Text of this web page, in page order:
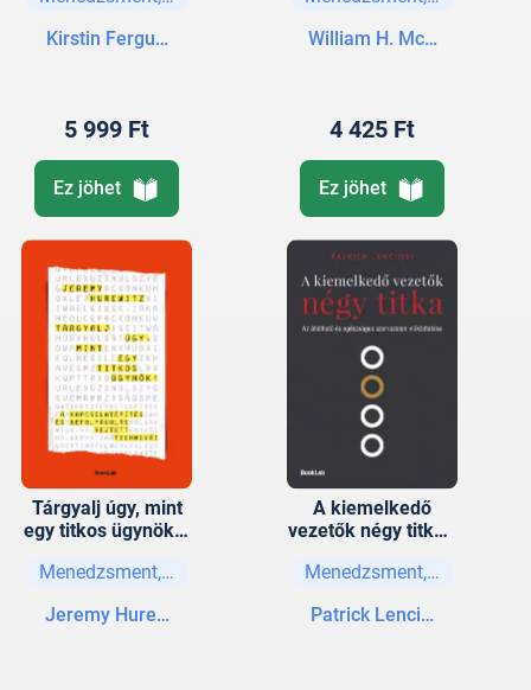
elsiklanának?
Kirstin Ferguson
5 999 Ft
Ez jöhet
William H. McRaven
4 425 Ft
Ez jöhet
Tárgyalj úgy, mint
egy titkos ügynök –
és befolyásolás
Menedzsment, vezetési stratégiák
Jeremy Hurewitz
A kiemelkedő
vezetők négy titka -
egészséges
működtetése
Menedzsment, vezetési
Patrick Lencioni